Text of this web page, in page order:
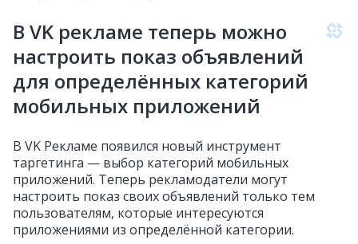
В VK рекламе теперь можно
настроить показ объявлений
для определённых категорий
мобильных приложений
В VK Рекламе появился новый инструмент
таргетинга — выбор категорий мобильных
приложений. Теперь рекламодатели могут
настроить показ своих объявлений только тем
пользователям, которые интересуются
приложениями из определённой категории.